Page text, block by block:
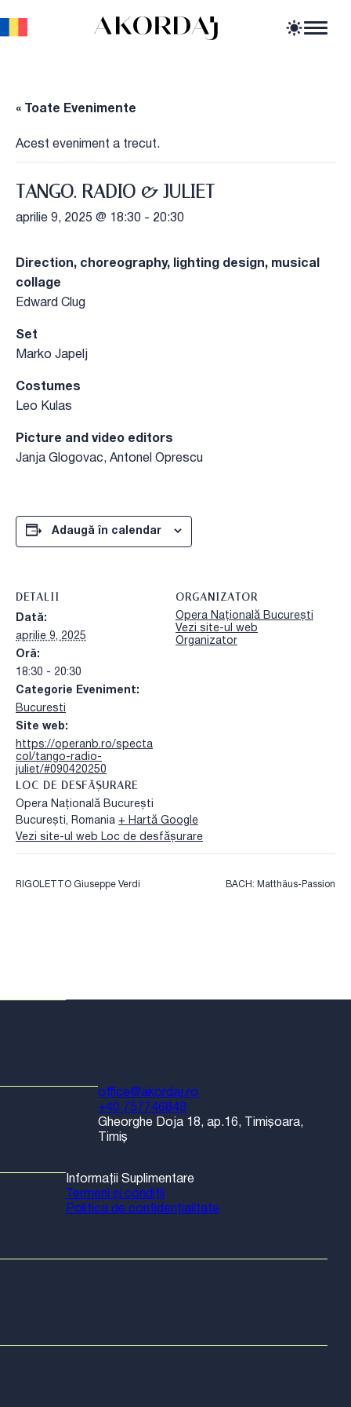
Știri
Resurse
« Toate Evenimente
Acest eveniment a trecut.
TANGO. RADIO & JULIET
aprilie 9, 2025 @ 18:30 - 20:30
Direction, choreography, lighting design, musical
collage
Edward Clug
Set
Marko Japelj
Costumes
Leo Kulas
Picture and video editors
Janja Glogovac, Antonel Oprescu
Adaugă în calendar
DETALII
Dată:
aprilie 9, 2025
Oră:
18:30 - 20:30
Categorie Eveniment:
Bucuresti
Site web:
https://operanb.ro/specta
col/tango-radio-
juliet/#090420250
LOC DE DESFĂȘURARE
Opera Națională București
București, Romania + Hartă Google
Vezi site-ul web Loc de desfășurare
ORGANIZATOR
Opera Națională București
Vezi site-ul web
Organizator
RIGOLETTO Giuseppe Verdi BACH: Matthäus-Passion
office@akordaj.ro
+40 757746849
Gheorghe Doja 18, ap.16, Timișoara,
Timiș
Informații Suplimentare
Termeni și condiții
Politica de confidențialitate